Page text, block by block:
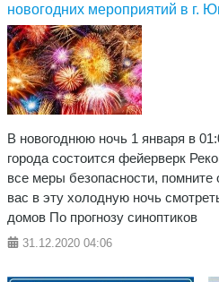
новогодних мероприятий в г.
В новогоднюю ночь 1 января в
города состоится фейерверк
все меры безопасности,
вас в эту холодную ночь
домов По прогнозу синоптиков
31.12.2020 04:06